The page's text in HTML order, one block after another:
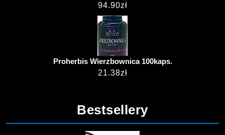
94.90zł
Proherbis Wierzbownica 100kaps.
21.38zł
Bestsellery